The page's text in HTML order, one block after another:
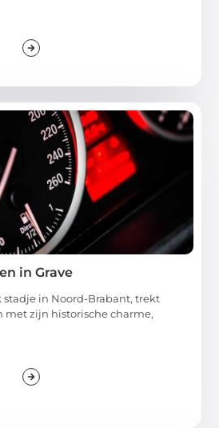
in Grave
stadje in Noord-Brabant, trekt
met zijn historische charme,